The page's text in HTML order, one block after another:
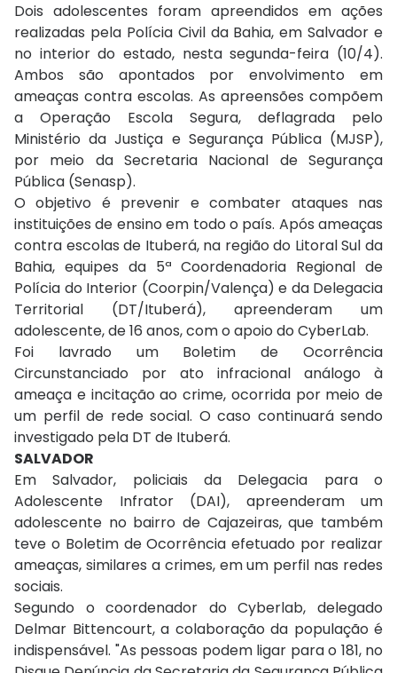
Dois adolescentes foram apreendidos em ações
realizadas pela Polícia Civil da Bahia, em Salvador e
no interior do estado, nesta segunda-feira (10/4).
Ambos são apontados por envolvimento em
ameaças contra escolas. As apreensões compõem
a Operação Escola Segura, deflagrada pelo
Ministério da Justiça e Segurança Pública (MJSP),
por meio da Secretaria Nacional de Segurança
Pública (Senasp).
O objetivo é prevenir e combater ataques nas
instituições de ensino em todo o país. Após ameaças
contra escolas de Ituberá, na região do Litoral Sul da
Bahia, equipes da 5ª Coordenadoria Regional de
Polícia do Interior (Coorpin/Valença) e da Delegacia
Territorial (DT/Ituberá), apreenderam um
adolescente, de 16 anos, com o apoio do CyberLab.
Foi lavrado um Boletim de Ocorrência
Circunstanciado por ato infracional análogo à
ameaça e incitação ao crime, ocorrida por meio de
um perfil de rede social. O caso continuará sendo
investigado pela DT de Ituberá.
SALVADOR
Em Salvador, policiais da Delegacia para o
Adolescente Infrator (DAI), apreenderam um
adolescente no bairro de Cajazeiras, que também
teve o Boletim de Ocorrência efetuado por realizar
ameaças, similares a crimes, em um perfil nas redes
sociais.
Segundo o coordenador do Cyberlab, delegado
Delmar Bittencourt, a colaboração da população é
indispensável. "As pessoas podem ligar para o 181, no